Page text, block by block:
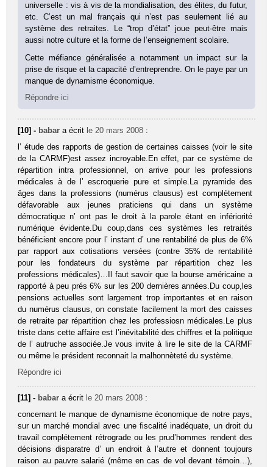
universelle : vis à vis de la mondialisation, des élites, du futur,
etc. C’est un mal français qui n’est pas seulement lié au
système des retraites. Le “trop d’état” joue peut-être mais
aussi notre culture et la forme de l’enseignement scolaire.
Cette méfiance généralisée a notamment un impact sur la
prise de risque et la capacité d’entreprendre. On le paye par un
manque de dynamisme économique.
Répondre ici
[10] - babar a écrit le 20 mars 2008 :
l’ étude des rapports de gestion de certaines caisses (voir le site
de la CARMF)est assez incroyable.En effet, par ce système de
répartition intra professionnel, on arrive pour les professions
médicales à de l’ escroquerie pure et simple.La pyramide des
âges dans la professions (numérus clausus) est complètement
défavorable aux jeunes praticiens qui dans un système
démocratique n’ ont pas le droit à la parole étant en infériorité
numérique évidente.Du coup,dans ces systèmes les retraités
bénéficient encore pour l’ instant d’ une rentabilité de plus de 6%
par rapport aux cotisations versées (contre 35% de rentabilité
pour les fondateurs du système par répartition chez les
professions médicales)…Il faut savoir que la bourse américaine a
rapporté à peu prés 6% sur les 200 dernières années.Du coup,les
pensions actuelles sont largement trop importantes et en raison
du numérus clausus, on constate facilement la mort des caisses
de retraite par répartition chez les professiosn médicales.Le plus
triste dans cette affaire est l’inévitabilité des chiffres et la politique
de l’ autruche associée.Je vous invite à lire le site de la CARMF
ou même le président reconnait la malhonnèteté du système.
Répondre ici
[11] - babar a écrit le 20 mars 2008 :
concernant le manque de dynamisme économique de notre pays,
sur un marché mondial avec une fiscalité inadéquate, un droit du
travail complétement rétrograde ou les prud’hommes rendent des
décisions disparatre d’ un endroit à l’autre et donnent toujours
raison au pauvre salarié (même en cas de vol devant témoin…),